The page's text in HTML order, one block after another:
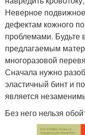
Неверное
дефектам кожного
проблемами. Будьте
предлагаемым
многоразовой
Сначала нужно
эластичный бинт и
является
Без него нельзя